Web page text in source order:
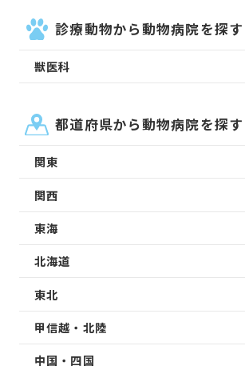
診療動物から動物病院を探す
獣医科
都道府県から動物病院を探す
関東
関西
東海
北海道
東北
甲信越・北陸
中国・四国